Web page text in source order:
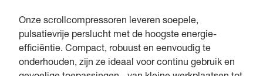
Onze scrollcompressoren leveren soepele,
pulsatievrije perslucht met de hoogste energie-
efficiëntie. Compact, robuust en eenvoudig te
onderhouden, zijn ze ideaal voor continu gebruik en